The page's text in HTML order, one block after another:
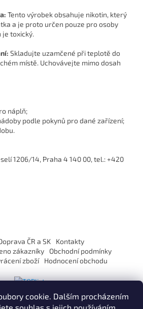
cookie. Dalším procházením
Tento výrobek obsahuje nikotin, který
a je proto určen pouze pro osoby
toxický.
Skladujte uzamčené při teplotě do
místě. Uchovávejte mimo dosah
náplň;
podle pokynů pro dané zařízení;
1206/14, Praha 4 140 00, tel.: +420
ČR a SK
Kontakty
zákazníky
Obchodní podmínky
zboží
Hodnocení obchodu